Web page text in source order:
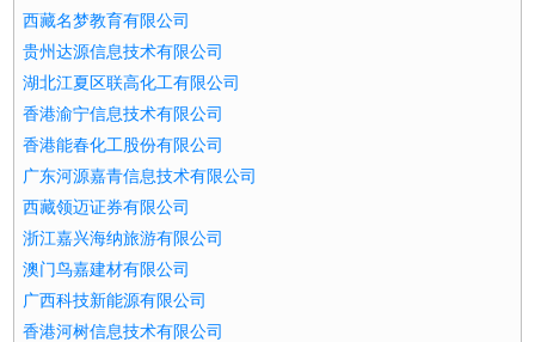
西藏名梦教育有限公司
贵州达源信息技术有限公司
湖北江夏区联高化工有限公司
香港渝宁信息技术有限公司
香港能春化工股份有限公司
广东河源嘉青信息技术有限公司
西藏领迈证券有限公司
浙江嘉兴海纳旅游有限公司
澳门鸟嘉建材有限公司
广西科技新能源有限公司
香港河树信息技术有限公司